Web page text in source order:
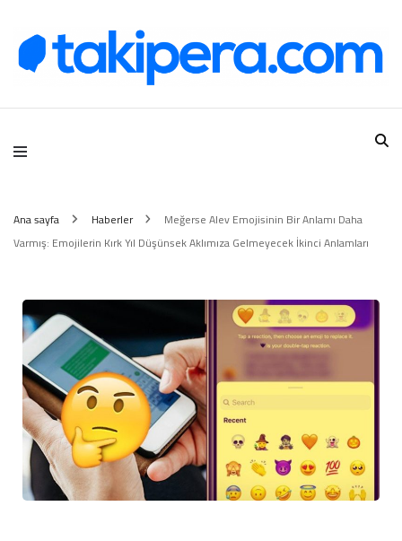
Takipera Dijital Hizmetler
Ana sayfa Haberler
Meğerse Alev Emojisinin Bir Anlamı Daha
Varmış: Emojilerin Kırk Yıl Düşünsek Aklımıza Gelmeyecek İkinci Anlamları